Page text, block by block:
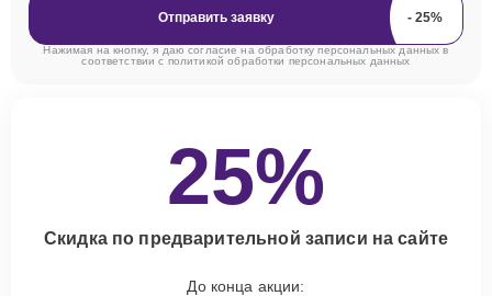
Отправить заявку
Нажимая на кнопку, я даю согласие на обработку персональных данных в
соответствии с политикой обработки персональных данных
25%
Скидка по предварительной записи на сайте
До конца акции: